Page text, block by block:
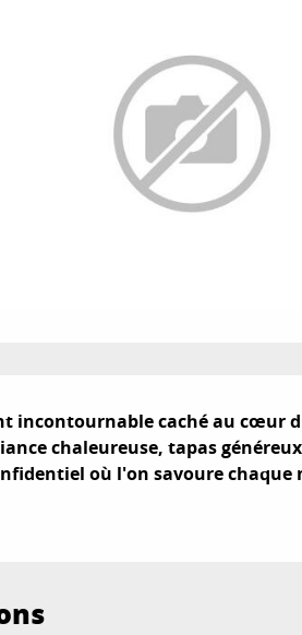
incontournable caché au cœur
chaleureuse, tapas
où l'on savoure chaque